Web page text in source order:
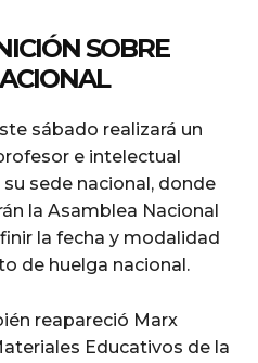
SOBRE
sábado realizará un
e intelectual
sede nacional, donde
la Asamblea Nacional
la fecha y modalidad
de huelga nacional.
reapareció Marx
Educativos de la